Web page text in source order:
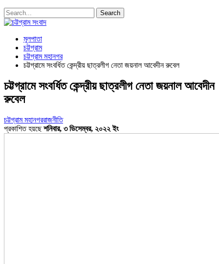
মূলপাতা
চট্টগ্রাম
চট্টগ্রাম মহানগর
চট্টগ্রামে সংবর্ধিত কেন্দ্রীয় ছাত্রলীগ নেতা জয়নাল আবেদীন রুবেল
চট্টগ্রামে সংবর্ধিত কেন্দ্রীয় ছাত্রলীগ নেতা জয়নাল আবেদীন
রুবেল
চট্টগ্রাম মহানগররাজনীতি
প্রকাশিত হয়ছেশনিবার, ৩ ডিসেম্বর, ২০২২ ইং